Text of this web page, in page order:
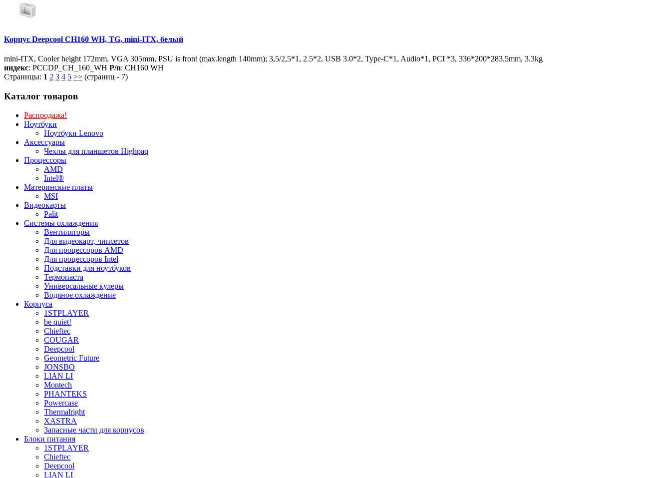
Корпус Deepcool CH160 WH, TG, mini-ITX, белый
mini-ITX, Cooler height 172mm, VGA 305mm, PSU is front (max.length 140mm); 3,5/2,5*1, 2.5*2, USB 3.0*2, Type-C*1, Audio*1, PCI *3, 336*200*283.5mm, 3.3kg
индекс: PCCDP_CH_160_WH P/n: CH160 WH
Страницы: 1 2 3 4 5 >> (страниц - 7)
Каталог товаров
Распродажа!
Ноутбуки
Ноутбуки Lenovo
Аксессуары
Чехлы для планшетов Highpaq
Процессоры
AMD
Intel®
Материнские платы
MSI
Видеокарты
Palit
Системы охлаждения
Вентиляторы
Для видеокарт, чипсетов
Для процессоров AMD
Для процессоров Intel
Подставки для ноутбуков
Термопаста
Универсальные кулеры
Водяное охлаждение
Корпуса
1STPLAYER
be quiet!
Chieftec
COUGAR
Deepcool
Geometric Future
JONSBO
LIAN LI
Montech
PHANTEKS
Powercase
Thermalright
XASTRA
Запасные части для корпусов
Блоки питания
1STPLAYER
Chieftec
Deepcool
LIAN LI